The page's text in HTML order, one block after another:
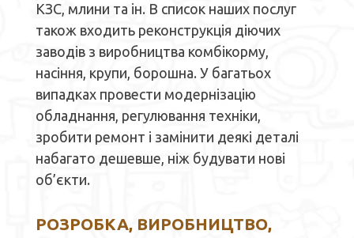
КЗС, млини та ін. В список наших послуг
також входить реконструкція діючих
заводів з виробництва комбікорму,
насіння, крупи, борошна. У багатьох
випадках провести модернізацію
обладнання, регулювання техніки,
зробити ремонт і замінити деякі деталі
набагато дешевше, ніж будувати нові
об’єкти.
РОЗРОБКА, ВИРОБНИЦТВО,